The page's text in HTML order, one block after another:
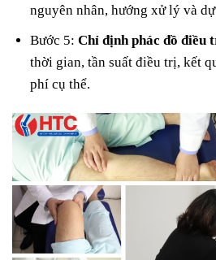
nguyên nhân, hướng xử lý và
Bước 5:Chỉ định phác đồ điều
thời gian, tần suất điều trị, kết
phí cụ thể.